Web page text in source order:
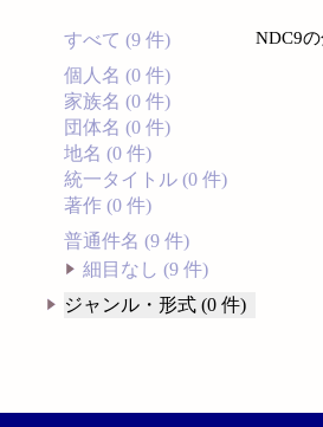
すべて (9 件)
個人名 (0 件)
家族名 (0 件)
団体名 (0 件)
地名 (0 件)
統一タイトル (0 件)
著作 (0 件)
普通件名 (9 件)
細目なし (9 件)
ジャンル・形式 (0 件)
NDC9